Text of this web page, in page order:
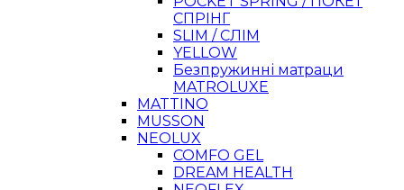
СПРІНГ
SLIM / СЛІМ
YELLOW
Безпружинні матраци
MATROLUXE
MATTINO
MUSSON
NEOLUX
COMFO GEL
DREAM HEALTH